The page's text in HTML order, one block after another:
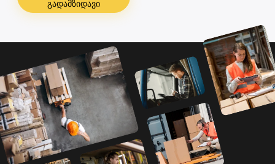
გადამზიდავი